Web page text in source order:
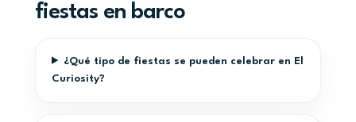
fiestas en barco
¿Qué tipo de fiestas se pueden celebrar en El
Curiosity?